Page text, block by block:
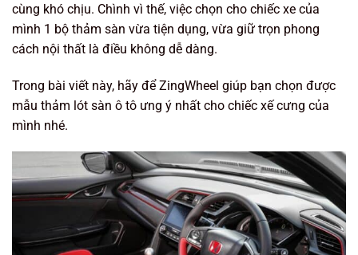
cùng khó chịu. Chình vì thế, việc chọn cho chiếc xe của
mình 1 bộ thảm sàn vừa tiện dụng, vừa giữ trọn phong
cách nội thất là điều không dễ dàng.
Trong bài viết này, hãy để ZingWheel giúp bạn chọn được
mẫu thảm lót sàn ô tô ưng ý nhất cho chiếc xế cưng của
mình nhé.